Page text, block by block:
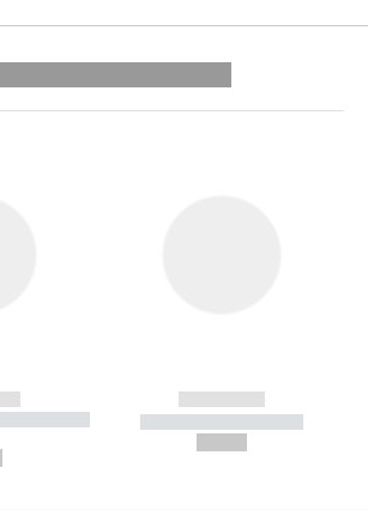
--------
------------
----------- -----------